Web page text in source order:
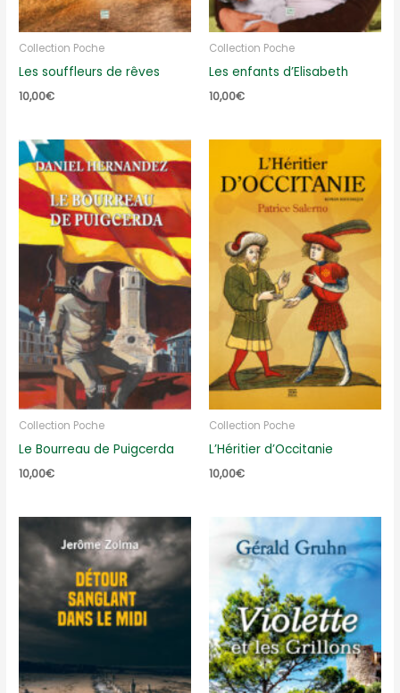
Collection Poche
Les souffleurs de rêves
10,00€
Collection Poche
Les enfants d’Elisabeth
10,00€
Collection Poche
Le Bourreau de Puigcerda
10,00€
Collection Poche
L’Héritier d’Occitanie
10,00€